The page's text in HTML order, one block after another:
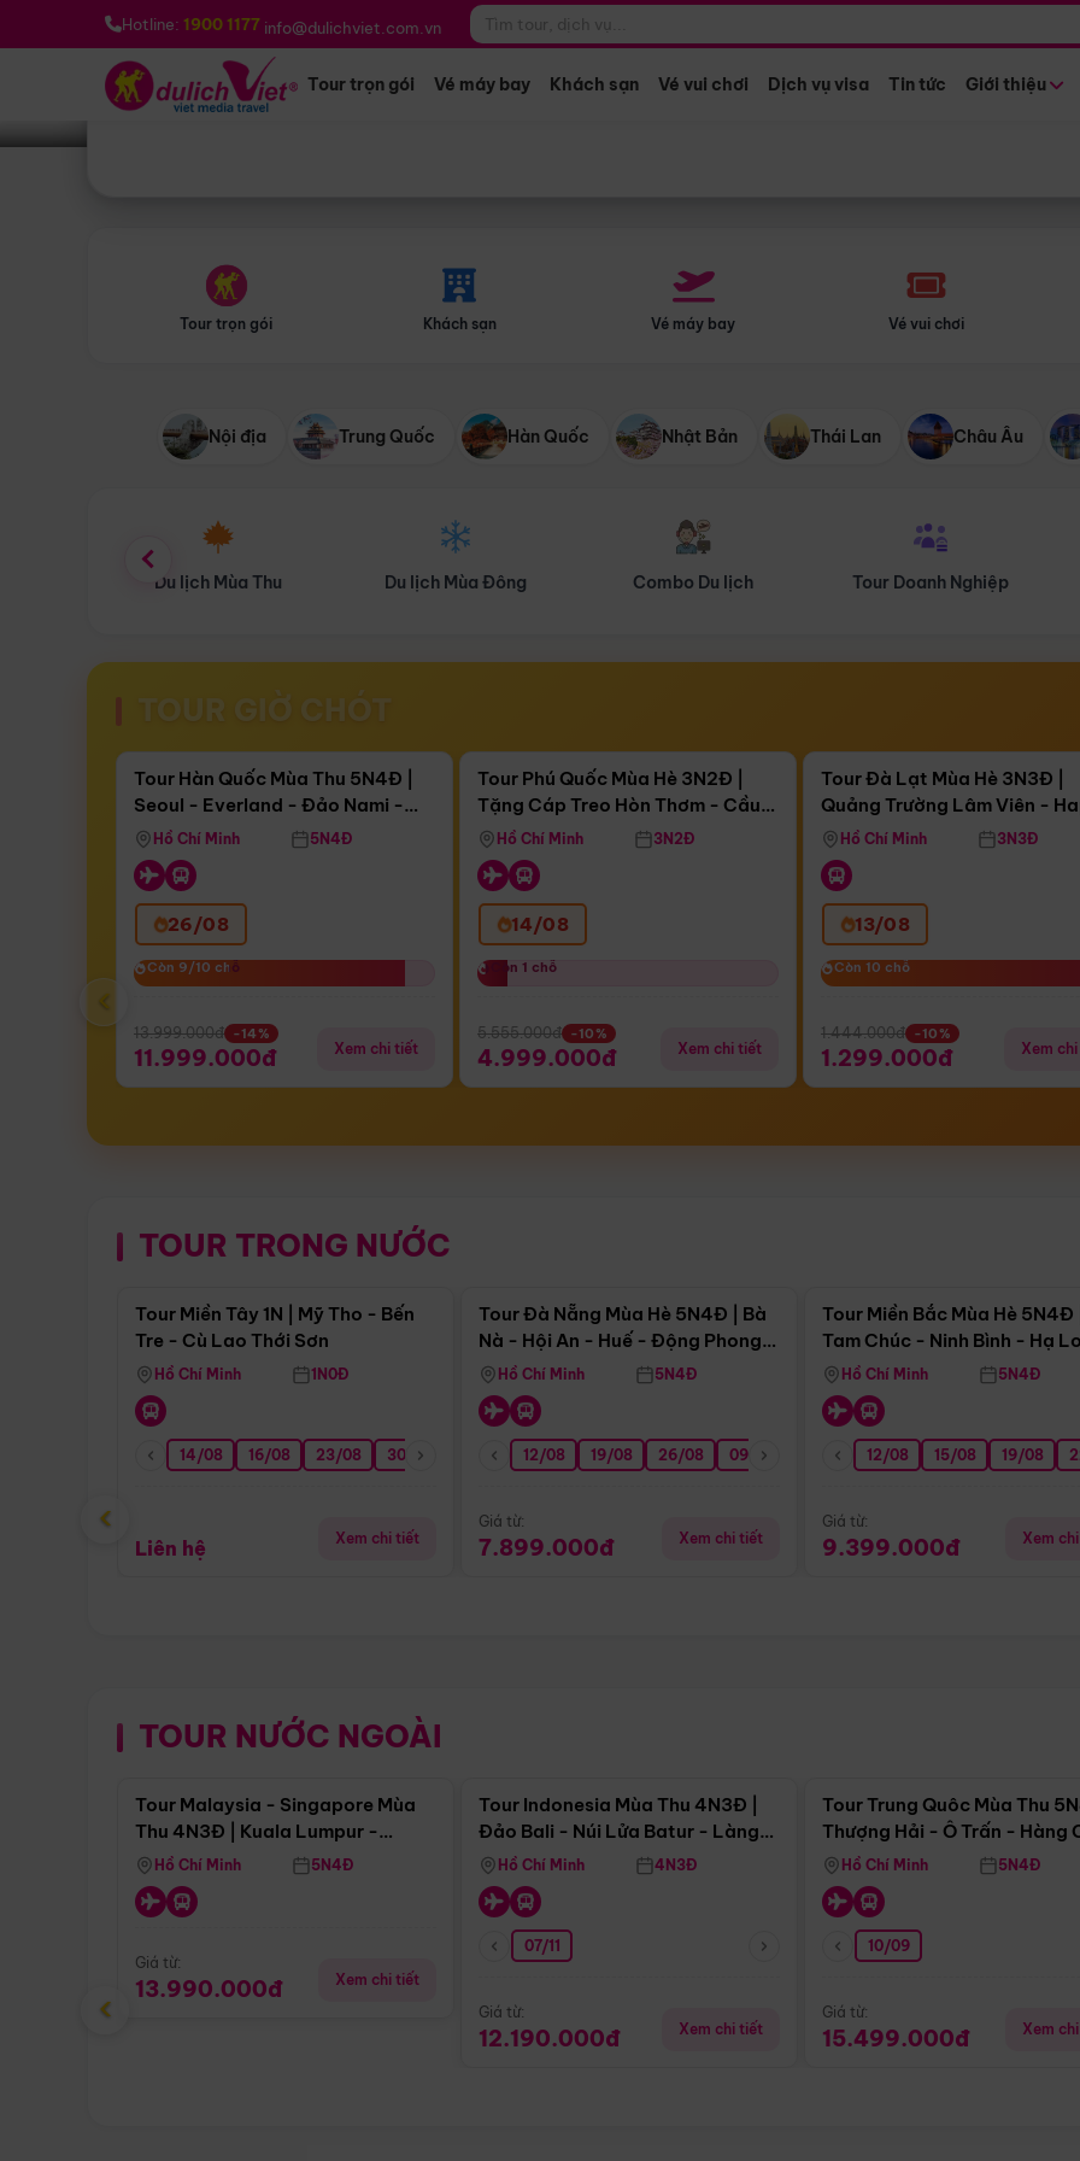
Hotline: 1900 1177 info@dulichviet.com.vn
Tour trọn gói Vé máy bay Khách sạn Vé vui chơi Dịch vụ visa Tin tức Giới thiệu
Bạn muốn đi đâu? *
Tour trọn gói Khách sạn Vé máy bay Vé vui chơi
Nội địa Trung Quốc Hàn Quốc Nhật Bản Thái Lan Châu Âu
Du lịch Mùa Đông Combo Du lịch Tour Doanh Nghiệp Du lịch Hành Hương
TOUR GIỜ CHÓT
Còn17 ngày 03:56:34
Bay Sun Phuquoc Airways
Điểm nổi bật
Tour Hàn Quốc Mùa Thu 5N4Đ |
Seoul - Everland - Đảo Nami -
Tháp Namsan (Bay Sun Phuquoc
Airways)
Hồ Chí Minh 5N4Đ
26/08
Còn 9/10 chỗ
Còn 9/10 chỗ
13.999.000đ -14%
11.999.000đ Xem chi tiết
Còn05 ngày 03:56:34
Tặng Cáp Treo Hòn Thơm
Tour Phú Quốc Mùa Hè 3N2Đ |
Tặng Cáp Treo Hòn Thơm - Cầu
Hôn - Công Viên Nước Aquatopia
Hồ Chí Minh 3N2Đ
14/08
Còn 1 chỗ
Còn 1 chỗ
5.555.000đ -10%
4.999.000đ Xem chi tiết
Còn04 ngày 03:56:34
Tour Đà Lạt Mùa Hè 3N3Đ |
Quảng Trường Lâm Viên -
Hill - Puppy Farm
Hồ Chí Minh 3N3Đ
13/08
Còn 10 chỗ
Còn 10 chỗ
1.444.000đ -10%
1.299.000đ Xem
‹
TOUR TRONG NƯỚC
Điểm nổi bật
Tour Miền Tây 1N | Mỹ Tho - Bến
Tre - Cù Lao Thới Sơn
Hồ Chí Minh 1N0Đ
14/08 16/08 23/08 30/08 06/09 13/09 20/09 27/09
Liên hệ Xem chi tiết
Tour Đà Nẵng Mùa Hè 5N4Đ | Bà
Nà - Hội An - Huế - Động Phong
NhaHồ Chí Minh 5N4Đ
12/08 19/08 26/08 09/09 16/09 23/09 30/09 07/10
Giá từ:
7.899.000đ Xem chi tiết
Tour Miền Bắc Mùa Hè 5N4Đ |
Tam Chúc - Ninh Bình - Hạ
Hồ Chí Minh 5N4Đ
12/08 15/08 19/08
Giá từ:
9.399.000đ Xem
‹
TOUR NƯỚC NGOÀI
Điểm nổi bật
Tour Malaysia - Singapore Mùa
Thu 4N3Đ | Kuala Lumpur -
Malacca - Johor Baru -
Singapore
Hồ Chí Minh 5N4Đ
Giá từ:
13.990.000đ Xem chi tiết
Tour Indonesia Mùa Thu 4N3Đ |
Đảo Bali - Núi Lửa Batur - Làng
Penglipuran
Hồ Chí Minh 4N3Đ
07/11
Giá từ:
12.190.000đ Xem chi tiết
Tour Trung Quôc Mùa Thu
Thượng Hải - Ô Trấn - Hàng
(Tour Không Shopping)
Hồ Chí Minh 5N4Đ
10/09
Giá từ:
15.499.000đ Xem
‹